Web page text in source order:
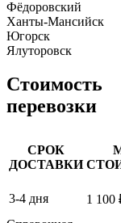
Фёдоровский
Ханты-Мансийск
Югорск
Ялуторовск
Стоимость
перевозки
СРОК
ДОСТАВКИ
3-4 дня 1 100